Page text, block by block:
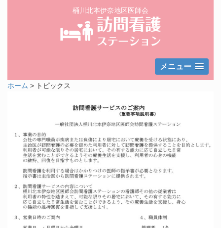
トピックス | 桶川北本伊奈地区医師会 訪問看護ステーション
桶川北本伊奈地区医師会
メニュー
ホーム > トピックス